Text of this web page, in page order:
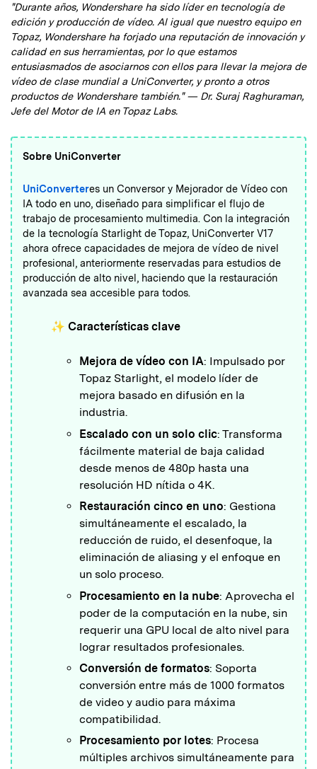
"Durante años, Wondershare ha sido líder en tecnología de
edición y producción de vídeo. Al igual que nuestro equipo en
Topaz, Wondershare ha forjado una reputación de innovación y
calidad en sus herramientas, por lo que estamos
entusiasmados de asociarnos con ellos para llevar la mejora de
vídeo de clase mundial a UniConverter, y pronto a otros
productos de Wondershare también." — Dr. Suraj Raghuraman,
Jefe del Motor de IA en Topaz Labs.
Sobre UniConverter
UniConverteres un Conversor y Mejorador de Vídeo con
IA todo en uno, diseñado para simplificar el flujo de
trabajo de procesamiento multimedia. Con la integración
de la tecnología Starlight de Topaz, UniConverter V17
ahora ofrece capacidades de mejora de vídeo de nivel
profesional, anteriormente reservadas para estudios de
producción de alto nivel, haciendo que la restauración
avanzada sea accesible para todos.
✨ Características clave
Mejora de vídeo con IA: Impulsado por
Topaz Starlight, el modelo líder de
mejora basado en difusión en la
industria.
Escalado con un solo clic: Transforma
fácilmente material de baja calidad
desde menos de 480p hasta una
resolución HD nítida o 4K.
Restauración cinco en uno: Gestiona
simultáneamente el escalado, la
reducción de ruido, el desenfoque, la
eliminación de aliasing y el enfoque en
un solo proceso.
Procesamiento en la nube: Aprovecha el
poder de la computación en la nube, sin
requerir una GPU local de alto nivel para
lograr resultados profesionales.
Conversión de formatos: Soporta
conversión entre más de 1000 formatos
de video y audio para máxima
compatibilidad.
Procesamiento por lotes: Procesa
múltiples archivos simultáneamente para